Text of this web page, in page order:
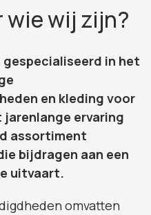
wie wij zijn?
gespecialiseerd in het
en kleding voor
ervaring
assortiment
bijdragen aan een
uitvaart.
omvatten